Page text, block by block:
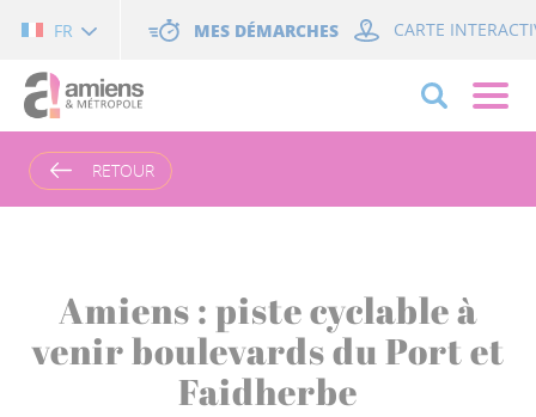
FR MES DÉMARCHES CARTE
RETOUR
Amiens : piste cyclable à
venir boulevards du Port et
Faidherbe